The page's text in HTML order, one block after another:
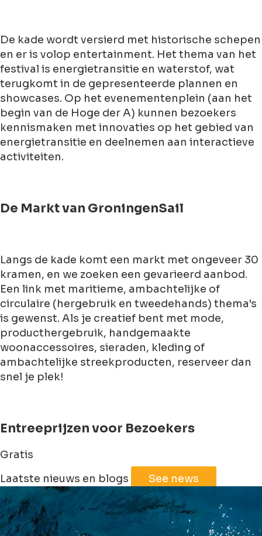
De kade wordt versierd met historische schepen
en er is volop entertainment. Het thema van het
festival is energietransitie en waterstof, wat
terugkomt in de gepresenteerde plannen en
showcases. Op het evenementenplein (aan het
begin van de Hoge der A) kunnen bezoekers
kennismaken met innovaties op het gebied van
energietransitie en deelnemen aan interactieve
activiteiten.
De Markt van GroningenSail
Langs de kade komt een markt met ongeveer 30
kramen, en we zoeken een gevarieerd aanbod.
Een link met maritieme, ambachtelijke of
circulaire (hergebruik en tweedehands) thema's
is gewenst. Als je creatief bent met mode,
producthergebruik, handgemaakte
woonaccessoires, sieraden, kleding of
ambachtelijke streekproducten, reserveer dan
snel je plek!
Entreeprijzen voor Bezoekers
Gratis
+
−
Leaflet | ©JawgMaps©OpenStreetMap
Laatste nieuws en blogs See news